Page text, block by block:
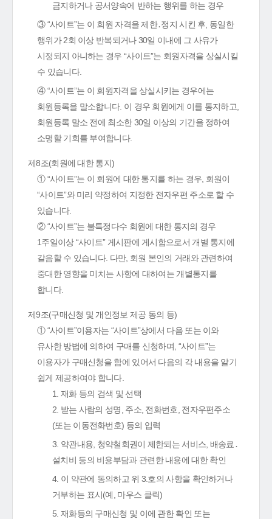
금지하거나 공서양속에 반하는 행위를 하는 경우
③ “사이트”는 이 회원 자격을 제한․정지 시킨 후, 동일한
행위가 2회 이상 반복되거나 30일 이내에 그 사유가
시정되지 아니하는 경우 “사이트”는 회원자격을 상실시킬
수 있습니다.
④ “사이트”는 이 회원자격을 상실시키는 경우에는
회원등록을 말소합니다. 이 경우 회원에게 이를 통지하고,
회원등록 말소 전에 최소한 30일 이상의 기간을 정하여
소명할 기회를 부여합니다.
제8조(회원에 대한 통지)
① “사이트”는 이 회원에 대한 통지를 하는 경우, 회원이
“사이트”와 미리 약정하여 지정한 전자우편 주소로 할 수
있습니다.
② “사이트”는 불특정다수 회원에 대한 통지의 경우
1주일이상 “사이트” 게시판에 게시함으로서 개별 통지에
갈음할 수 있습니다. 다만, 회원 본인의 거래와 관련하여
중대한 영향을 미치는 사항에 대하여는 개별통지를
합니다.
제9조(구매신청 및 개인정보 제공 동의 등)
① “사이트”이용자는 “사이트”상에서 다음 또는 이와
유사한 방법에 의하여 구매를 신청하며, “사이트”는
이용자가 구매신청을 함에 있어서 다음의 각 내용을 알기
쉽게 제공하여야 합니다.
1. 재화 등의 검색 및 선택
2. 받는 사람의 성명, 주소, 전화번호, 전자우편주소
(또는 이동전화번호) 등의 입력
3. 약관내용, 청약철회권이 제한되는 서비스, 배송료․
설치비 등의 비용부담과 관련한 내용에 대한 확인
4. 이 약관에 동의하고 위 3.호의 사항을 확인하거나
거부하는 표시(예, 마우스 클릭)
5. 재화등의 구매신청 및 이에 관한 확인 또는